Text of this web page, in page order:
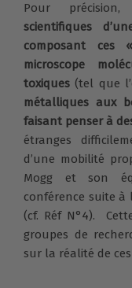
Pour précision,
scientifiques
composant
microscope
toxiques (tel que
métalliques aux
faisant penser à
étranges
d’une mobilité
Mogg et son
conférence suite à
(cf. Réf N°4).
groupes de
sur la réalité de